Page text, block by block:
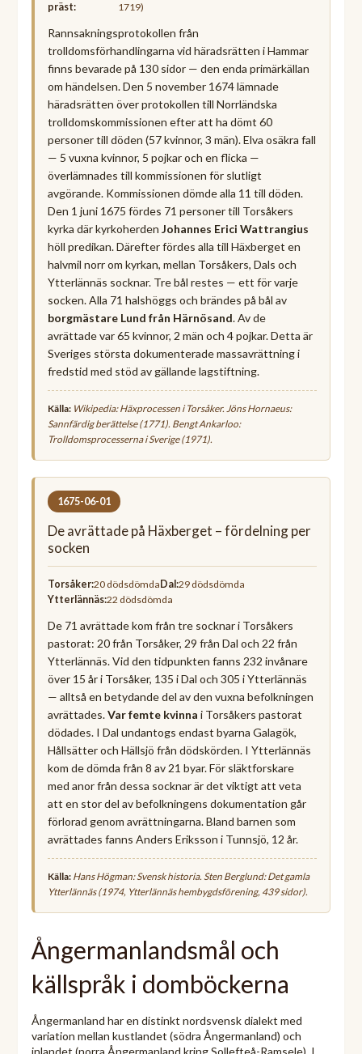
präst: 1719)
Rannsakningsprotokollen från
trolldomsförhandlingarna vid häradsrätten i Hammar
finns bevarade på 130 sidor — den enda primärkällan
om händelsen. Den 5 november 1674 lämnade
häradsrätten över protokollen till Norrländska
trolldomskommissionen efter att ha dömt 60
personer till döden (57 kvinnor, 3 män). Elva osäkra fall
— 5 vuxna kvinnor, 5 pojkar och en flicka —
överlämnades till kommissionen för slutligt
avgörande. Kommissionen dömde alla 11 till döden.
Den 1 juni 1675 fördes 71 personer till Torsåkers
kyrka där kyrkoherden Johannes Erici Wattrangius
höll predikan. Därefter fördes alla till Häxberget en
halvmil norr om kyrkan, mellan Torsåkers, Dals och
Ytterlännäs socknar. Tre bål restes — ett för varje
socken. Alla 71 halshöggs och brändes på bål av
borgmästare Lund från Härnösand. Av de
avrättade var 65 kvinnor, 2 män och 4 pojkar. Detta är
Sveriges största dokumenterade massavrättning i
fredstid med stöd av gällande lagstiftning.
Källa:Wikipedia: Häxprocessen i Torsåker. Jöns Hornaeus:
Sannfärdig berättelse(1771). Bengt Ankarloo:
Trolldomsprocesserna i Sverige(1971).
1675-06-01
De avrättade på Häxberget – fördelning per
socken
Torsåker:20 dödsdömdaDal:29 dödsdömda
Ytterlännäs:22 dödsdömda
De 71 avrättade kom från tre socknar i Torsåkers
pastorat: 20 från Torsåker, 29 från Dal och 22 från
Ytterlännäs. Vid den tidpunkten fanns 232 invånare
över 15 år i Torsåker, 135 i Dal och 305 i Ytterlännäs
— alltså en betydande del av den vuxna befolkningen
avrättades.Var femte kvinna i Torsåkers pastorat
dödades. I Dal undantogs endast byarna Galagök,
Hållsätter och Hällsjö från dödskörden. I Ytterlännäs
kom de dömda från 8 av 21 byar. För släktforskare
med anor från dessa socknar är det viktigt att veta
att en stor del av befolkningens dokumentation går
förlorad genom avrättningarna. Bland barnen som
avrättades fanns Anders Eriksson i Tunnsjö, 12 år.
Källa:Hans Högman: Svensk historia. Sten Berglund:Det gamla
Ytterlännäs(1974, Ytterlännäs hembygdsförening, 439 sidor).
Ångermanlandsmål och
källspråk i domböckerna
Ångermanland har en distinkt nordsvensk dialekt med
variation mellan kustlandet (södra Ångermanland) och
inlandet (norra Ångermanland kring Sollefteå-Ramsele). I